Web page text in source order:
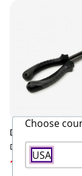
Darts Predator Plier
Darts
169 kr
Choose
USA